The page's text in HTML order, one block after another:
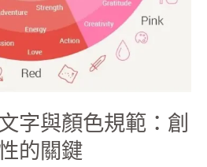
字與顏色規範：創
的關鍵